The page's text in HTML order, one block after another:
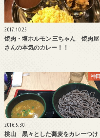
2017.10.25
焼肉・塩ホルモン 三ちゃん 焼肉屋
さんの本気のカレー！！
神田
2016.5.30
桃山 黒々とした蕎麦をカレーつけ